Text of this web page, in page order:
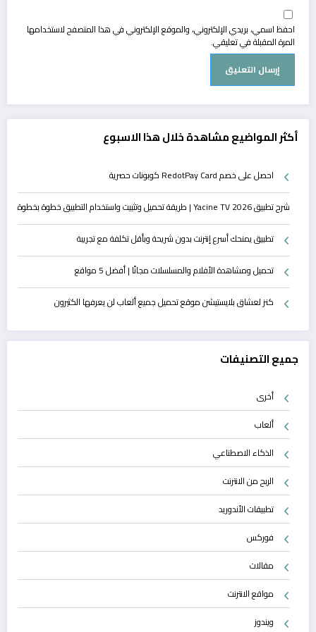
احفظ اسمي، بريدي الإلكتروني، والموقع الإلكتروني في هذا المتصفح لاستخدامها
المرة المقبلة في تعليقي.
أكثر المواضيع مشاهدة خلال هذا الاسبوع
احصل على خصم RedotPay Card كوبونات حصرية
شرح تطبيق Yacine TV 2026 | طريقة تحميل وتثبيت واستخدام التطبيق خطوة بخطوة
تطبيق يمنحك أسرع إنترنت بدون شريحة وبأقل تكلفة مع تجريبة
تحميل ومشاهدة الأفلام والمسلسلات مجانًا | أفضل 5 مواقع
كنز لعشاق بلايستيشن موقع تحميل جميع ألعاب لن يعرفها الكثيرون
جميع التصنيفات
أخرى
ألعاب
الذكاء الاصطناعي
الربح من الانترنت
تطبيقات الأندوريد
فوركس
مقالات
مواقع الانترنت
ويندوز